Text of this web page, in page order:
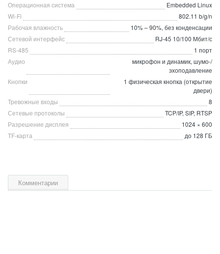
Операционная система
Embedded Linux
Wi-Fi
802.11 b/g/n
Рабочая влажность
10% – 90%, без конденсации
Сетевой интерфейс
RJ-45 10/100 Мбит/с
RS-485
1 порт
Аудио
микрофон и динамик, шумо-/
эхоподавление
Кнопки
1 физическая кнопка (открытие
двери)
Тревожные входы
8
Сетевые протоколы
TCP/IP, SIP, RTSP
Разрешение дисплея
1024 × 600
TF-карта
до 128 ГБ
Комментарии